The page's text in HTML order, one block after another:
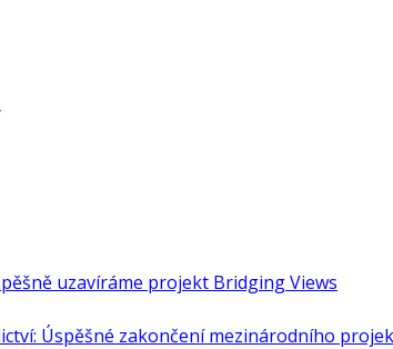
uzavíráme projekt Bridging Views
Úspěšné zakončení mezinárodního